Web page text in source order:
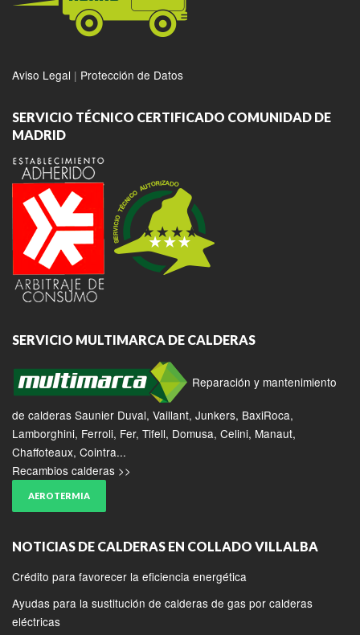
Aviso Legal | Protección de Datos
SERVICIO TÉCNICO CERTIFICADO COMUNIDAD DE
MADRID
SERVICIO MULTIMARCA DE CALDERAS
Reparación y mantenimiento
de calderas Saunier Duval, Vaillant, Junkers, BaxiRoca,
Lamborghini, Ferroli, Fer, Tifell, Domusa, Celini, Manaut,
Chaffoteaux, Cointra...
Recambios calderas >>
AEROTERMIA
NOTICIAS DE CALDERAS EN COLLADO VILLALBA
Crédito para favorecer la eficiencia energética
Ayudas para la sustitución de calderas de gas por calderas
eléctricas